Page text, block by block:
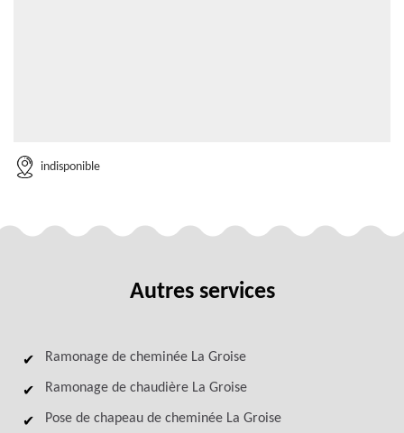
indisponible
Autres services
Ramonage de cheminée La Groise
Ramonage de chaudière La Groise
Pose de chapeau de cheminée La Groise